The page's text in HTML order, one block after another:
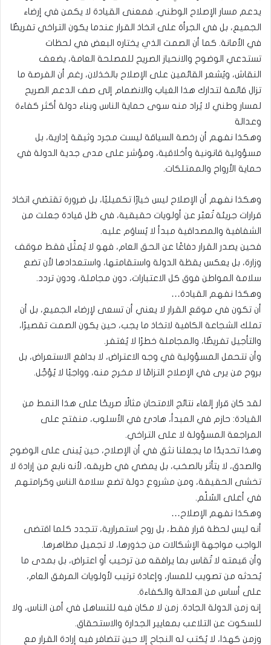
يدعم مسار الإصلاح الوطني. فمعنى القيادة لا يكمن في إرضاء
الجميع، بل في الجرأة على اتخاذ القرار عندما يكون التراخي تفريطًا
في الأمانة. كما أن الصمت الذي يختاره البعض في لحظات
تستدعي الوضوح والانحياز الصريح للمصلحة العامة، يضعف
النقاش، ويُشعر القائمين على الإصلاح بالخذلان، رغم أن الفرصة ما
تزال قائمة لتدارك هذا الغياب والانضمام إلى صف الدعم الصريح
لمسار وطني لا يُراد منه سوى حماية الناس وبناء دولة أكثر كفاءة
وعدالة
وهكذا نفهم أن رخصة السياقة ليست مجرد وثيقة إدارية، بل
مسؤولية قانونية وأخلاقية، ومؤشر على مدى جدية الدولة في
حماية الأرواح والممتلكات.
وهكذا نفهم أن الإصلاح ليس خيارًا تكميليًا، بل ضرورة تقتضي اتخاذ
قرارات جريئة تُعبّر عن أولويات حقيقية، في ظل قيادة جعلت من
الشفافية والمصداقية مبدأ لا يُساوَم عليه.
فحين يصدر القرار دفاعًا عن الحق العام، فهو لا يُمثّل فقط موقف
وزارة، بل يعكس يقظة الدولة واستقامتها، واستعدادها لأن تضع
سلامة المواطن فوق كل الاعتبارات، دون مجاملة، ودون تردد.
وهكذا نفهم القيادة…
أن تكون في موقع القرار لا يعني أن تسعى لإرضاء الجميع، بل أن
تملك الشجاعة الكافية لاتخاذ ما يجب، حين يكون الصمت تقصيرًا،
والتأجيل تفريطًا، والمجاملة خطرًا لا يُغتفر.
وأن تتحمل المسؤولية في وجه الاعتراض، لا بدافع الاستعراض، بل
بروح من يرى في الإصلاح التزامًا لا مخرج منه، وواجبًا لا يُؤجَّل.
لقد كان قرار إلغاء نتائج الامتحان مثالًا صريحًا على هذا النمط من
القيادة: حازم في المبدأ، هادئ في الأسلوب، منفتح على
المراجعة المسؤولة لا على التراخي.
وهذا تحديدًا ما يجعلنا نثق في أن الإصلاح، حين يُبنى على الوضوح
والصدق، لا يتأثر بالصخب، بل يمضي في طريقه، لأنه نابع من إرادة لا
تخشى الحقيقة، ومن مشروع دولة تضع سلامة الناس وكرامتهم
في أعلى السُلّم.
وهكذا نفهم الإصلاح…
أنه ليس لحظة قرار فقط، بل روح استمرارية، تتجدد كلما اقتضى
الواجب مواجهة الإشكالات من جذورها، لا تجميل مظاهرها.
وأن قيمته لا تُقاس بما يرافقه من ترحيب أو اعتراض، بل بمدى ما
يُحدثه من تصويب للمسار، وإعادة ترتيب لأولويات المرفق العام،
على أساس من العدالة والكفاءة.
إنه زمن الدولة الجادة. زمن لا مكان فيه للتساهل في أمن الناس، ولا
للسكوت عن التلاعب بمعايير الجدارة والاستحقاق.
وزمن كهذا، لا يُكتب له النجاح إلا حين تتضافر فيه إرادة القرار مع